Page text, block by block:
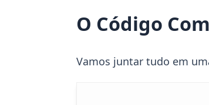
O Código
Vamos juntar tudo em